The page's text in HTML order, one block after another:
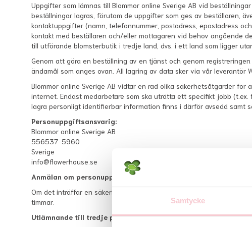
Samtycke
Uppgifter som lämnas till Blommor online Sverige AB vid
beställningar lagras, förutom de uppgifter som ges av beställaren,
kontaktuppgifter (namn, telefonnummer, postadress, epostadress
kontakt med beställaren och/eller mottagaren vid behov angående
till utförande blomsterbutik i tredje land, dvs. i ett land som ligger
Genom att göra en beställning av en tjänst och genom
ändamål som anges ovan. All lagring av data sker via vår leverantör
Blommor online Sverige AB vidtar en rad olika säkerhetsåtgärder
internet. Endast medarbetare som ska uträtta ett specifikt jobb
lagra personligt identifierbar information finns i därför avsedd samt
Personuppgiftsansvarig:
Blommor online Sverige AB
556537-5960
Sverige
info@flowerhouse.se
Anmälan om personuppgiftsincident
Om det inträffar en säkerhetsincident, till exempel ett dataintrång
timmar.
Utlämnande till tredje part